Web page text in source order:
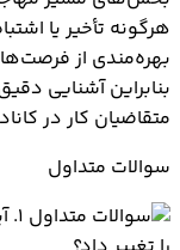
هرگونه تأخیر یا
بهره‌مندی از
بنابراین آشنایی
متقاضیان کار در
سوالات متداول